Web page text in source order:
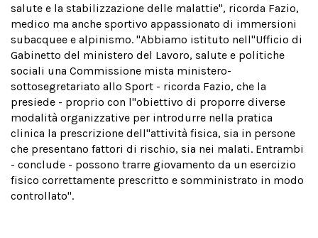
salute e la stabilizzazione delle malattie", ricorda Fazio,
medico ma anche sportivo appassionato di immersioni
subacquee e alpinismo. "Abbiamo istituto nell''Ufficio di
Gabinetto del ministero del Lavoro, salute e politiche
sociali una Commissione mista ministero-
sottosegretariato allo Sport - ricorda Fazio, che la
presiede - proprio con l''obiettivo di proporre diverse
modalità organizzative per introdurre nella pratica
clinica la prescrizione dell''attività fisica, sia in persone
che presentano fattori di rischio, sia nei malati. Entrambi
- conclude - possono trarre giovamento da un esercizio
fisico correttamente prescritto e somministrato in modo
controllato".